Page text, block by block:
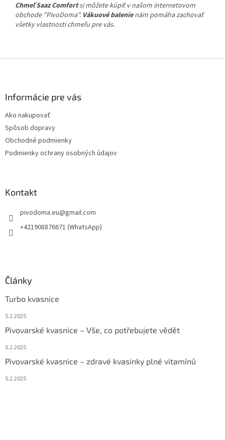
Chmeľ Saaz Comfortsi môžete kúpiť v našom internetovom
obchode "PivoDoma". Vákuové balenie nám pomáha zachovať
všetky vlastnosti chmeľu pre vás.
Informácie pre vás
Ako nakupovať
Spôsob dopravy
Obchodné podmienky
Podmienky ochrany osobných údajov
Kontakt
pivodoma.eu@gmail.com
+421908876671 (WhatsApp)
Články
Turbo kvasnice
5.2.2025
Pivovarské kvasnice – Vše, co potřebujete vědět
5.2.2025
Pivovarské kvasnice – zdravé kvasinky plné vitamínů
5.2.2025